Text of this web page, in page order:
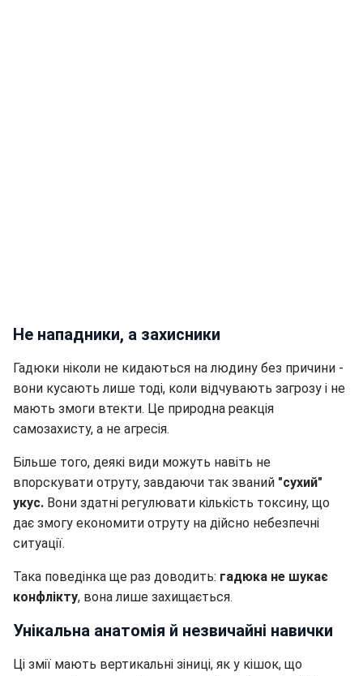
Не нападники, а захисники
Гадюки ніколи не кидаються на людину без причини -
вони кусають лише тоді, коли відчувають загрозу і не
мають змоги втекти. Це природна реакція
самозахисту, а не агресія.
Більше того, деякі види можуть навіть не
впорскувати отруту, завдаючи так званий "сухий"
укус. Вони здатні регулювати кількість токсину, що
дає змогу економити отруту на дійсно небезпечні
ситуації.
Така поведінка ще раз доводить: гадюка не шукає
конфлікту, вона лише захищається.
Унікальна анатомія й незвичайні навички
Ці змії мають вертикальні зіниці, як у кішок, що